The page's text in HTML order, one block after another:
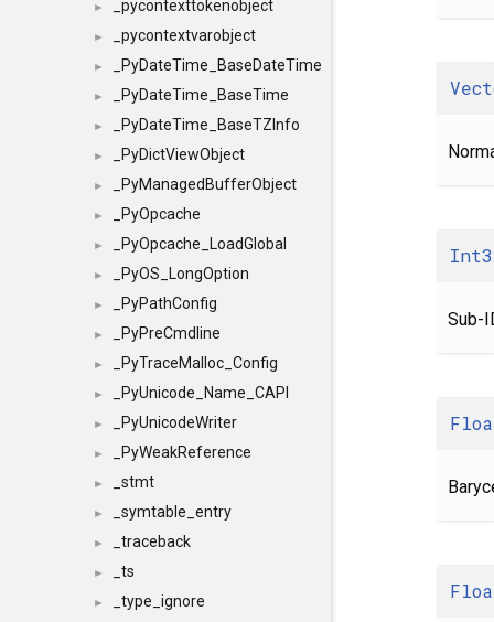
► _pycontexttokenobject
► _pycontextvarobject
► _PyDateTime_BaseDateTime
► _PyDateTime_BaseTime
► _PyDateTime_BaseTZInfo
► _PyDictViewObject
► _PyManagedBufferObject
► _PyOpcache
► _PyOpcache_LoadGlobal
► _PyOS_LongOption
► _PyPathConfig
► _PyPreCmdline
► _PyTraceMalloc_Config
► _PyUnicode_Name_CAPI
► _PyUnicodeWriter
► _PyWeakReference
► _stmt
► _symtable_entry
► _traceback
► _ts
► _type_ignore
Sub-